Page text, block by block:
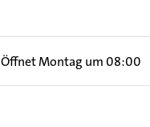
Öffnet Montag um 08:00